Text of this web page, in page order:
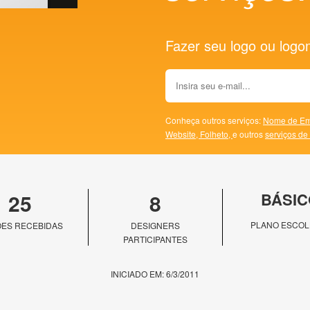
Fazer seu logo ou
Conheça outros serviços: Nome de
Website, Folheto, e outrosserviços
25
RECEBIDAS
8
DESIGNERS
PARTICIPANTES
PLANO
INICIADO EM: 6/3/2011